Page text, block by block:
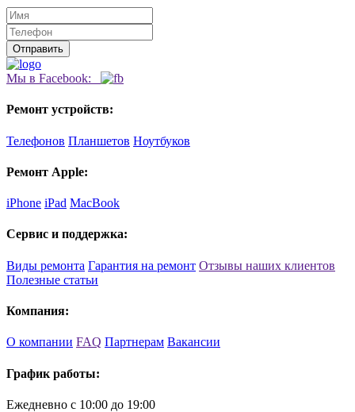
Мы в Facebook:
Ремонт устройств:
Телефонов Планшетов Ноутбуков
Ремонт Apple:
iPhone iPad MacBook
Сервис и поддержка:
Виды ремонта Гарантия на ремонт Отзывы наших клиентов
Полезные статьи
Компания:
О компании FAQ Партнерам Вакансии
График работы:
Ежедневно с 10:00 до 19:00